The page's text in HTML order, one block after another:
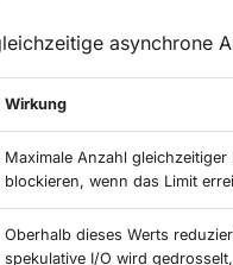
asynchrone
Wirkung
Maximale Anzahl
blockieren, wenn das Limit
Oberhalb dieses Werts
spekulative I/O wird